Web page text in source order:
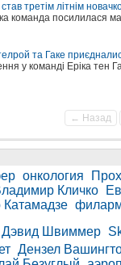
третім літнім
команда посилилася
та Гаке
у команді Еріка тен
← Назад
онкология
Кличко
Катамадзе
Дэвид Швиммер
Дензел